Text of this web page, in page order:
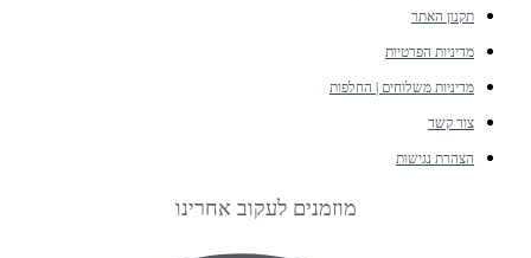
תקנון האתר
מדיניות הפרטיות
מדיניות משלוחים | החלפות
צור קשר
הצהרת נגישות
מוזמנים לעקוב אחרינו